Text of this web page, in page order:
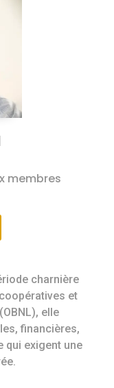
membres
charnière
et
elle
financières,
qui exigent une